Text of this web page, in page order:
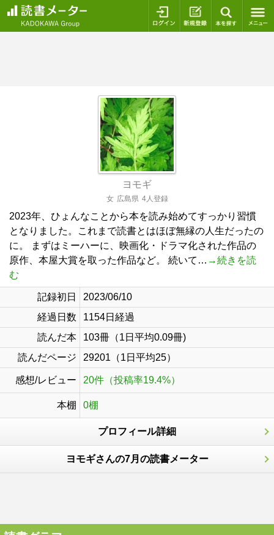
ログイン 新規登録
ヨモギ
女 広島県 4人登録
2023年、ひょんなことから本を読み始めてすっかり習慣
となりました。これまで読書とはほぼ無縁の人生だったの
に。 まずはミーハーに、映画化・ドラマ化された作品の
原作、本屋大賞を取った作品など。 続いて… →続きを読
む
記録初日
2023/06/10
経過日数
1154日経過
読んだ本
103冊（1日平均0.09冊)
読んだページ
29201（1日平均25）
感想/レビュー 20件（投稿率19.4%）
本棚 0棚
プロフィール詳細
ヨモギさんの7月の読書メーター